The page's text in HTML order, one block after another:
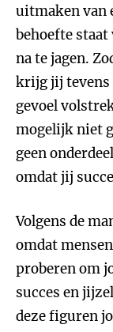
uitmaken van
behoefte staat
na te jagen.
krijg jij tevens
gevoel
mogelijk niet
geen
omdat jij
Volgens de
omdat
proberen om
succes en
deze figuren